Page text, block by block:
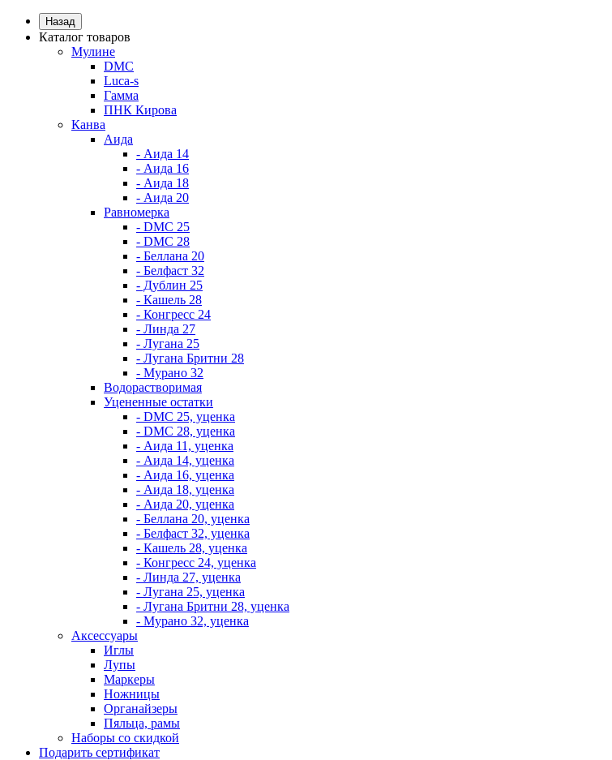
Назад
Каталог товаров
Мулине
DMC
Luca-s
Гамма
ПНК Кирова
Канва
Аида
- Аида 14
- Аида 16
- Аида 18
- Аида 20
Равномерка
- DMC 25
- DMC 28
- Беллана 20
- Белфаст 32
- Дублин 25
- Кашель 28
- Конгресс 24
- Линда 27
- Лугана 25
- Лугана Бритни 28
- Мурано 32
Водорастворимая
Уцененные остатки
- DMC 25, уценка
- DMC 28, уценка
- Аида 11, уценка
- Аида 14, уценка
- Аида 16, уценка
- Аида 18, уценка
- Аида 20, уценка
- Беллана 20, уценка
- Белфаст 32, уценка
- Кашель 28, уценка
- Конгресс 24, уценка
- Линда 27, уценка
- Лугана 25, уценка
- Лугана Бритни 28, уценка
- Мурано 32, уценка
Аксессуары
Иглы
Лупы
Маркеры
Ножницы
Органайзеры
Пяльца, рамы
Наборы со скидкой
Подарить сертификат